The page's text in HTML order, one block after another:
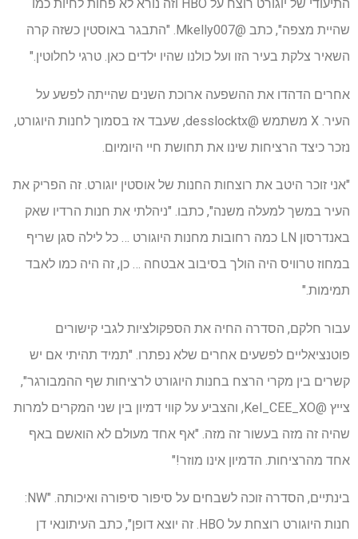
התיעודי של יוגורט רוצח על HBO וזה נורא לא פחות לחיות כמו
שהיית מצפה", כתב @Mkelly007. "התבגר באוסטין כשזה קרה
השאיר צלקת בעיר הזו ועל כולנו שהיו ילדים כאן. טרגי לחלוטין."
אחרים הדהדו את ההשפעה ארוכת השנים שהייתה לפשע על
העיר. X משתמש @desslocktx, שעבד אז בסמוך לחנות היוגורט,
נזכר כיצד הרציחות שינו את תחושת חיי היומיום.
"אני זוכר היטב את רוצחות החנות של אוסטין יוגורט. זה הפריק את
העיר במשך למעלה משנה", כתבו. "ניהלתי את חנות הרדיו שאק
באנדרסון LN כמה רחובות מחנות היוגורט … כל לילה סגן שריף
במחוז טרוויס היה הולך בסיבוב אבטחה … כן, זה היה כמו לאבד
תמימות."
עבור חלקם, הסדרה החיה את הספקולציות לגבי קישורים
פוטנציאליים לפשעים אחרים שלא נפתרו. "תמיד תהיתי אם יש
קשרים בין מקרי הרצח בחנות היוגורט לרציחות שף ההמבורגר",
צייץ @Kel_CEE_XO, והצביע על קווי דמיון בין שני המקרים למרות
שהיה זה מזה בעשור זה מזה. "אף אחד מעולם לא הואשם באף
אחד מהרציחות. הדמיון אינו מוזר!"
בינתיים, הסדרה זוכה לשבחים על סיפור סיפורה ואיכותה. "NW:
חנות היוגורט רוצחת על HBO. זה יוצא דופן", כתב העיתונאי דן